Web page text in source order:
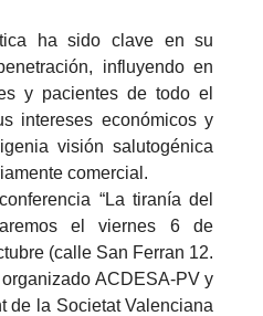
ha sido clave en su
influyendo en
y pacientes de todo el
intereses económicos y
visión salutogénica
comercial.
“La tiranía del
el viernes 6 de
(calle San Ferran 12.
ACDESA-PV y
de la Societat Valenciana